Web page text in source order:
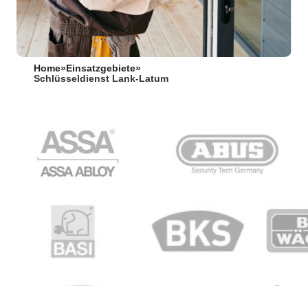
Home» Einsatzgebiete»
Schlüsseldienst Lank-Latum